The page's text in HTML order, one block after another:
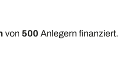
von 500 Anlegern finanziert.